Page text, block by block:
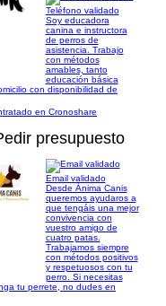
Teléfono validado
Soy educadora
canina e instructora
de perros de
asistencia. Trabajo
con métodos
amables, tanto
educación básica
con disponibilidad de
en Cronoshare
presupuesto
Email validado
Desde Ánima Canis
queremos ayudaros a
que tengáis una mejor
convivencia con
vuestro amigo de
cuatro patas.
Trabajamos siempre
con métodos positivos
y respetuosos con tu
perro. Si necesitas
tu perrete, no dudes en